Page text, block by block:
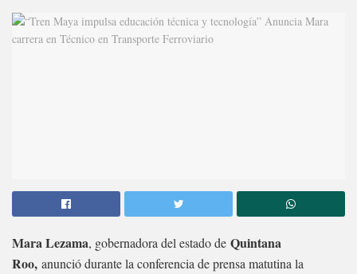
Mara Lezama, gobernadora del estado de Quintana
Roo, anunció durante la conferencia de prensa matutina la